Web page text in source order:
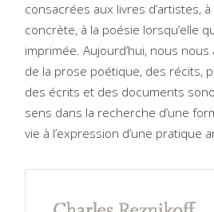
consacrées aux livres d’artistes,
concrète, à la poésie lorsqu’elle
imprimée. Aujourd’hui, nous
de la prose poétique, des récits,
des écrits et des documents
sens dans la recherche d’une
vie à l’expression d’une pratique